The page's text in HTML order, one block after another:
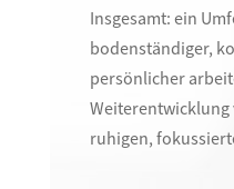
Insgesamt: ein
bodenständiger,
persönlicher
Weiterentwicklung
ruhigen,